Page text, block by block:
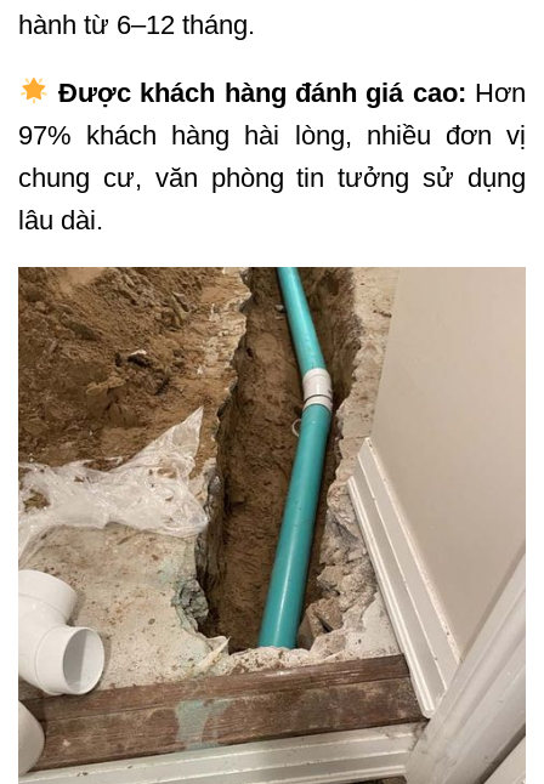
hành từ 6–12 tháng.
Được khách hàng đánh giá cao: Hơn
97% khách hàng hài lòng, nhiều đơn vị
chung cư, văn phòng tin tưởng sử dụng
lâu dài.